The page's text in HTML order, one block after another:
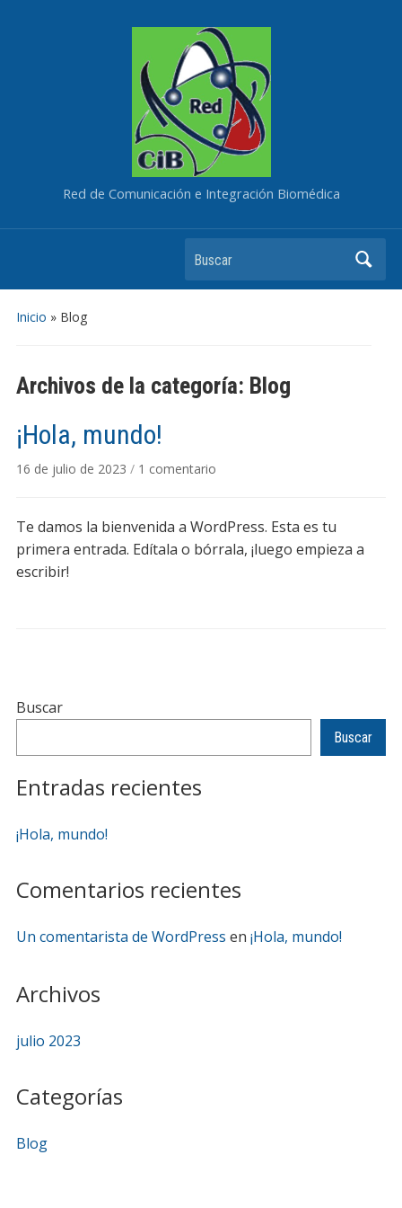
Red de Comunicación e Integración Biomédica
Buscar
Inicio » Blog
Archivos de la categoría: Blog
Buscar
Buscar
Entradas recientes
¡Hola, mundo!
Comentarios recientes
Un comentarista de WordPress en ¡Hola, mundo!
¡Hola, mundo!
16 de julio de 2023 / 1 comentarioen
Te damos la bienvenida a WordPress. Esta es tu
primera entrada. Edítala o bórrala, ¡luego empieza a
escribir!
Archivos
julio 2023
Categorías
Blog